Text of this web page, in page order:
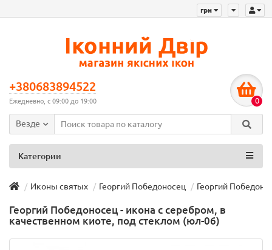
грн
+380683894522
Ежедневно, с 09:00 до 19:00 0
Везде
Категории
Иконы святых Георгий Победоносец Георгий
Георгий Победоносец - икона с серебром, в
качественном киоте, под стеклом (юл-06)